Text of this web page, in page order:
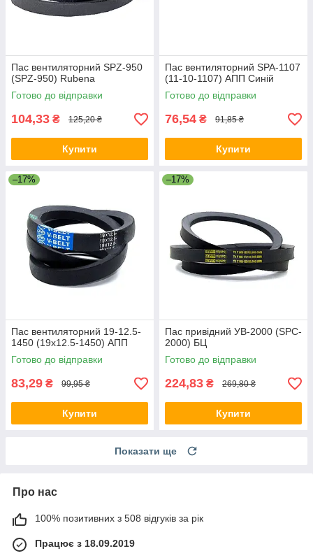
Пас вентиляторний SPZ-950
(SPZ-950) Rubena
Готово до відправки
104,33 ₴ 125,20 ₴
Купити
Пас вентиляторний SPA-1107
(11-10-1107) АПП Синій
Готово до відправки
76,54 ₴ 91,85 ₴
Купити
–17%
Пас вентиляторний 19-12.5-
1450 (19x12.5-1450) АПП
Готово до відправки
83,29 ₴ 99,95 ₴
Купити
–17%
Пас привідний УВ-2000 (SPC-
2000) БЦ
Готово до відправки
224,83 ₴ 269,80 ₴
Купити
Показати ще
Про нас
100% позитивних з 508 відгуків за рік
Працює з 18.09.2019